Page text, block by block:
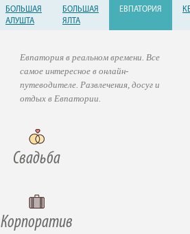
БОЛЬШАЯ
АЛУШТА
БОЛЬШАЯ
ЯЛТА
ЕВПАТОРИЯ
Свадьба
Корпоратив
Евпатория в реальном времени. Все
самое интересное в онлайн-
путеводителе. Развлечения, досуг и
отдых в Евпатории.